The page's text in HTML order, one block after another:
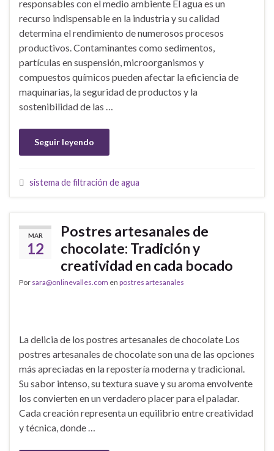
responsables con el medio ambiente El agua es un
recurso indispensable en la industria y su calidad
determina el rendimiento de numerosos procesos
productivos. Contaminantes como sedimentos,
partículas en suspensión, microorganismos y
compuestos químicos pueden afectar la eficiencia de
maquinarias, la seguridad de productos y la
sostenibilidad de las …
Seguir leyendo
sistema de filtración de agua
MAR
12
Postres artesanales de
chocolate: Tradición y
creatividad en cada bocado
Por sara@onlinevalles.com en postres artesanales
La delicia de los postres artesanales de chocolate Los
postres artesanales de chocolate son una de las opciones
más apreciadas en la repostería moderna y tradicional.
Su sabor intenso, su textura suave y su aroma envolvente
los convierten en un verdadero placer para el paladar.
Cada creación representa un equilibrio entre creatividad
y técnica, donde …